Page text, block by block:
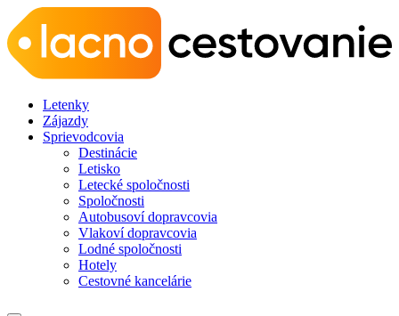
Letenky
Zájazdy
Sprievodcovia
Destinácie
Letisko
Letecké spoločnosti
Spoločnosti
Autobusoví dopravcovia
Vlakoví dopravcovia
Lodné spoločnosti
Hotely
Cestovné kancelárie